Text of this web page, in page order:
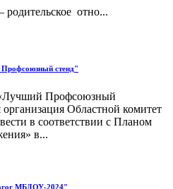
отно...
Профсоюзный стенд"
«Лучший Профсоюзный
Областной комитет
в соответствии с Планом
в...
МБДОУ-2024"